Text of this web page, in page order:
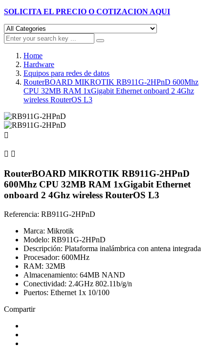
SOLICITA EL PRECIO O COTIZACION AQUI
Home
Hardware
Equipos para redes de datos
RouterBOARD MIKROTIK RB911G-2HPnD 600Mhz
CPU 32MB RAM 1xGigabit Ethernet onboard 2 4Ghz
wireless RouterOS L3

 
RouterBOARD MIKROTIK RB911G-2HPnD
600Mhz CPU 32MB RAM 1xGigabit Ethernet
onboard 2 4Ghz wireless RouterOS L3
Referencia: RB911G-2HPnD
Marca: Mikrotik
Modelo: RB911G-2HPnD
Descripción: Plataforma inalámbrica con antena integrada
Procesador: 600MHz
RAM: 32MB
Almacenamiento: 64MB NAND
Conectividad: 2.4GHz 802.11b/g/n
Puertos: Ethernet 1x 10/100
Compartir